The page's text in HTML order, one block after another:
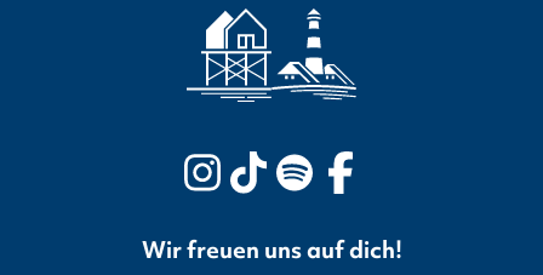
Wir freuen uns auf dich!